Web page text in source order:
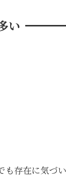
い
存在に気づ